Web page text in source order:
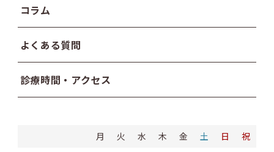
月 火 水 木 金 土 日
祝
コラム
よくある質問
診療時間・アクセス